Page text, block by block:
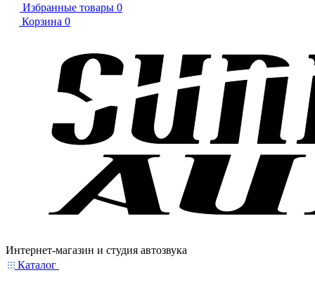
Избранные товары 0
Корзина 0
Интернет-магазин и студия автозвука
Каталог